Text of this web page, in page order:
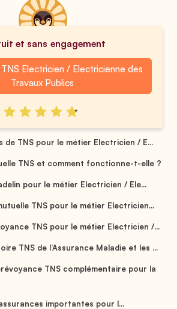
et sans engagement
Electricien / Electricienne des
Travaux Publics
de TNS pour le métier Electricien / E...
TNS et comment fonctionne-t-elle ?
pour le métier Electricien / Ele...
TNS pour le métier Electricien...
TNS pour le métier Electricien /...
TNS de l’Assurance Maladie et les ...
TNS complémentaire pour la
importantes pour l...